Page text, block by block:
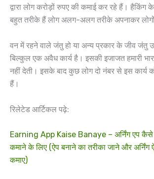
द्वारा लोग करोड़ों रुपए की कमाई कर रहे हैं। हैकिंग
बहुत तरीके हैं लोग अलग-अलग तरीके अपनाकर
वन में रहने वाले जंतु हो या अन्य प्रकार के जीव जंतु
बिल्कुल एक अवैध कार्य है। इसकी इजाजत हमारी
नहीं देती। इसके बाद कुछ लोग दो नंबर से इस कार्य
हैं।
रिलेटेड आर्टिकल पढ़े:
Earning App Kaise Banaye – अर्निंग एप कैसे
कमाने के लिए (ऐप बनाने का तरीका जाने और अर्निंग
कमाए)